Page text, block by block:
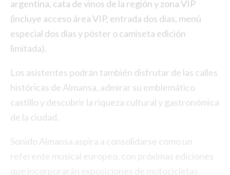
argentina, cata de vinos de la región y zona VIP
(incluye acceso área VIP, entrada dos días, menú
especial dos días y póster o camiseta edición
limitada).
Los asistentes podrán también disfrutar de las calles
históricas de Almansa, admirar su emblemático
castillo y descubrir la riqueza cultural y gastronómica
de la ciudad.
Sonido Almansa aspira a consolidarse como un
referente musical europeo, con próximas ediciones
que incorporarán exposiciones de motocicletas